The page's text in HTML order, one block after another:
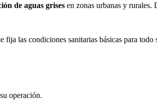
de aguas grises en zonas urbanas y
fija las condiciones sanitarias básicas para todo
operación.